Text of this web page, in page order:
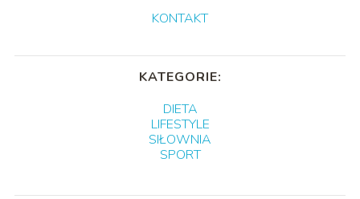
KONTAKT
KATEGORIE:
DIETA
LIFESTYLE
SIŁOWNIA
SPORT